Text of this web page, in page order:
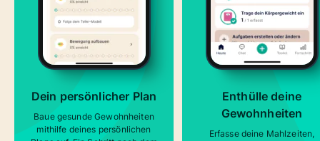
Dein persönlicher Plan
Baue gesunde Gewohnheiten
mithilfe deines persönlichen
Enthülle deine
Gewohnheiten
Erfasse deine Mahlzeiten,